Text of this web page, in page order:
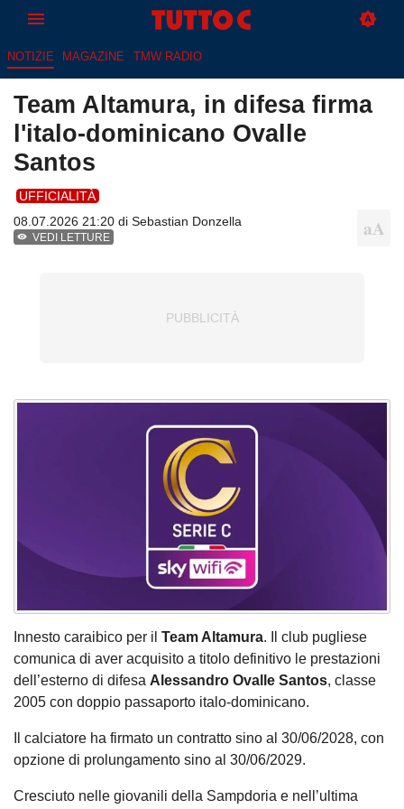
NOTIZIE MAGAZINE TMW RADIO
Team Altamura, in difesa firma
l'italo-dominicano Ovalle
Santos
UFFICIALITÀ
08.07.2026 21:20 di Sebastian Donzella
VEDI LETTURE
Innesto caraibico per il Team Altamura. Il club pugliese
comunica di aver acquisito a titolo definitivo le prestazioni
dell’esterno di difesa Alessandro Ovalle Santos, classe
2005 con doppio passaporto italo-dominicano.
Il calciatore ha firmato un contratto sino al 30/06/2028, con
opzione di prolungamento sino al 30/06/2029.
Cresciuto nelle giovanili della Sampdoria e nell’ultima